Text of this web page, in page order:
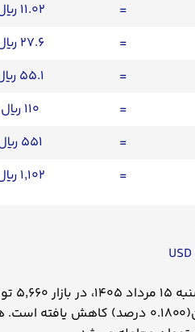
=
۱۱.۰۲ ریال قطر
=
۲۷.۶ ریال قطر
=
۵۵.۱ ریال قطر
=
۱۱۰ ریال قطر
=
۵۵۱ ریال قطر
= ۱,۱۰۲ ریال قطر
قیمت
نسبت به دیروز ۱۰.۰۰ تومان(۰.۱۸۰۰ درصد) کاهش